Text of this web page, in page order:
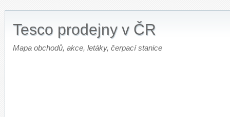
Tesco prodejny v ČR
Mapa obchodů, akce, letáky, čerpací stanice